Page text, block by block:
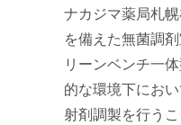
ナカジマ薬局札
を備えた無菌調
リーンベンチ一
的な環境下にお
射剤調製を行うこ